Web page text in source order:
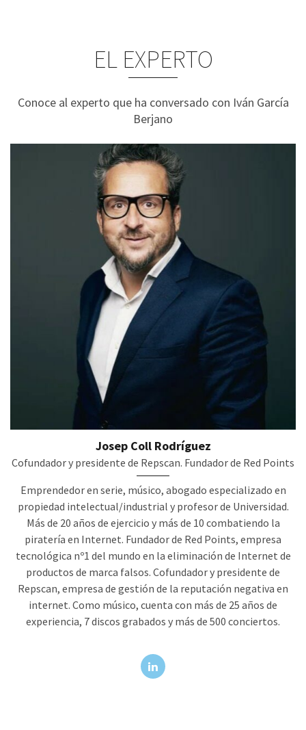
EL EXPERTO
Conoce al experto que ha conversado con Iván García
Berjano
Josep Coll Rodríguez
Cofundador y presidente de Repscan. Fundador de Red Points
Emprendedor en serie, músico, abogado especializado en
propiedad intelectual/industrial y profesor de Universidad.
Más de 20 años de ejercicio y más de 10 combatiendo la
piratería en Internet. Fundador de Red Points, empresa
tecnológica nº1 del mundo en la eliminación de Internet de
productos de marca falsos. Cofundador y presidente de
Repscan, empresa de gestión de la reputación negativa en
internet. Como músico, cuenta con más de 25 años de
experiencia, 7 discos grabados y más de 500 conciertos.